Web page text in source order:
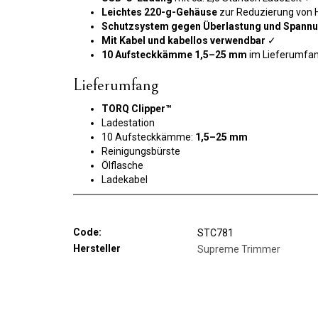
Leichtes 220-g-Gehäuse zur Reduzierung von
Schutzsystem gegen Überlastung und
Mit Kabel und kabellos verwendbar ✓
10 Aufsteckkämme 1,5–25 mm im
Lieferumfang
TORQ Clipper™
Ladestation
10 Aufsteckkämme: 1,5–25 mm
Reinigungsbürste
Ölflasche
Ladekabel
Code:
STC781
Hersteller
Supreme Trimmer